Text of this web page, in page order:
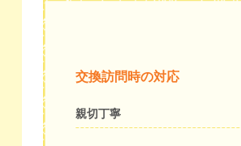
交換訪問時の対応
親切丁寧